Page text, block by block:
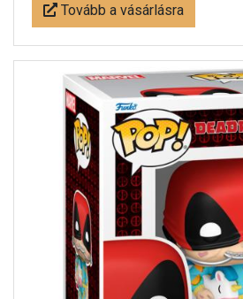
Tovább a vásárlásra